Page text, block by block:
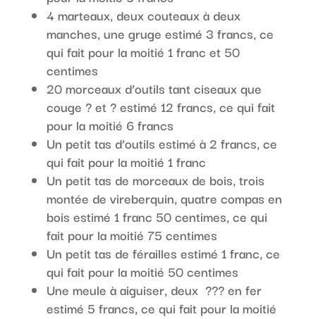
4 marteaux, deux couteaux à deux
manches, une gruge estimé 3 francs, ce
qui fait pour la moitié 1 franc et 50
centimes
20 morceaux d’outils tant ciseaux que
couge ? et ? estimé 12 francs, ce qui fait
pour la moitié 6 francs
Un petit tas d’outils estimé à 2 francs, ce
qui fait pour la moitié 1 franc
Un petit tas de morceaux de bois, trois
montée de vireberquin, quatre compas en
bois estimé 1 franc 50 centimes, ce qui
fait pour la moitié 75 centimes
Un petit tas de férailles estimé 1 franc, ce
qui fait pour la moitié 50 centimes
Une meule à aiguiser, deux ??? en fer
estimé 5 francs, ce qui fait pour la moitié